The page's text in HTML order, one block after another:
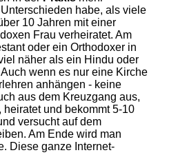
habe, als viele
10 Jahren mit einer
Frau verheiratet. Am
oder ein Orthodoxer in
näher als ein Hindu oder
wenn es nur eine Kirche
anhängen - keine
aus dem Kreuzgang aus,
und bekommt 5-10
versucht auf dem
Am Ende wird man
Diese ganze Internet-